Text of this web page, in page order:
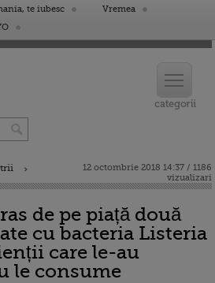
te iubesc
Vremea
12 octombrie 2018 14:37 / 1186
vizualizari
de pe piață două
cu bacteria Listeria
care le-au
le consume